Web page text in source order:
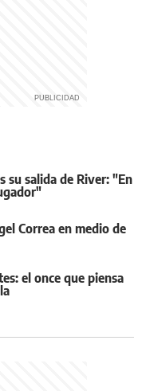
su salida de River: "En
Correa en medio de
el once que piensa